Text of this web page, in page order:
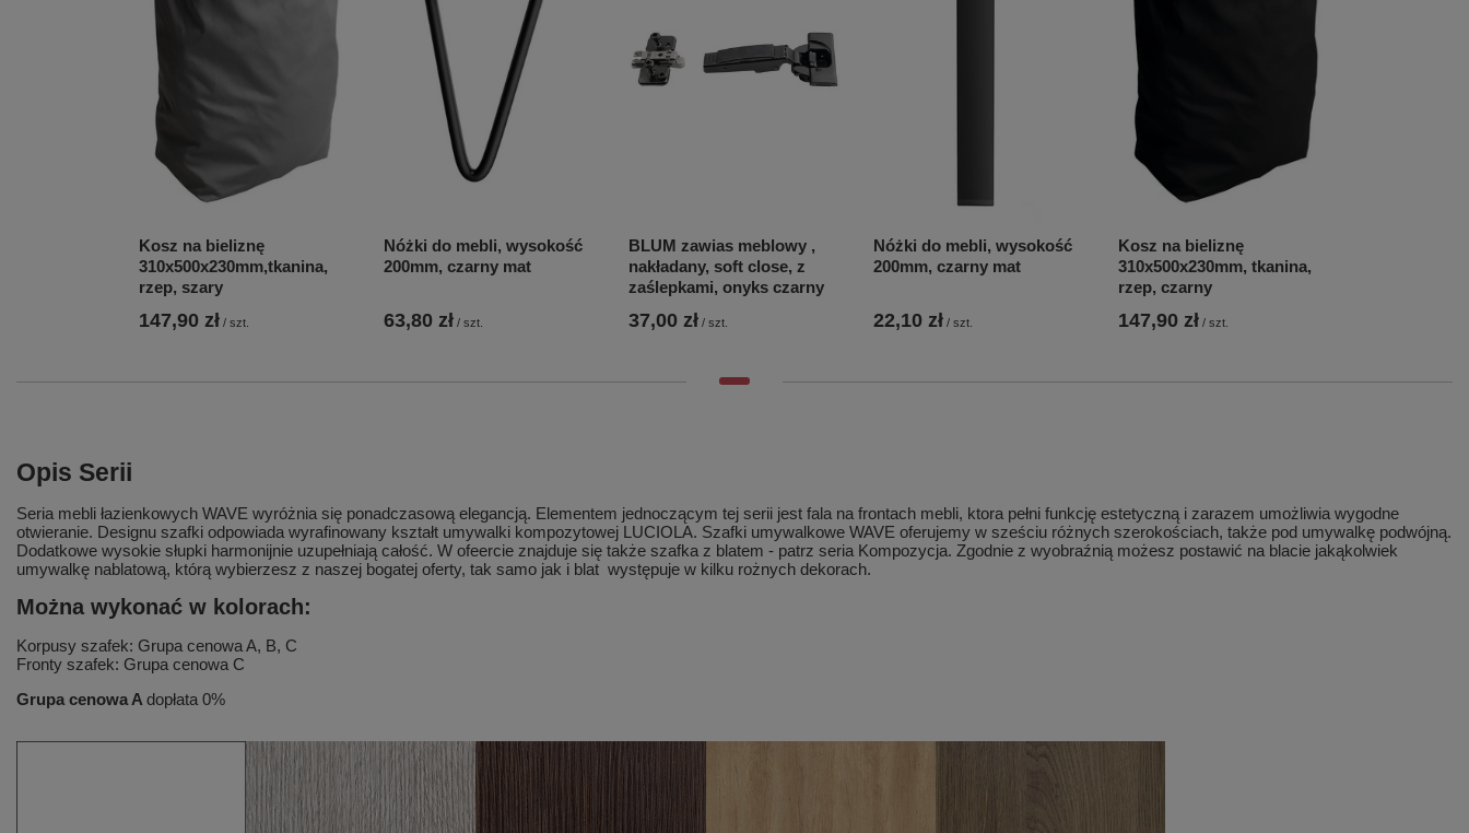
Kosz na bieliznę
310x500x230mm,tkanina,
rzep, szary
147,90 zł / szt.
Nóżki do mebli, wysokość
200mm, czarny mat
63,80 zł / szt.
BLUM zawias meblowy ,
nakładany, soft close, z
zaślepkami, onyks czarny
37,00 zł / szt.
Nóżki do mebli, wysokość
200mm, czarny mat
22,10 zł / szt.
Kosz na bieliznę
310x500x230mm, tkanina,
rzep, czarny
147,90 zł / szt.
Opis Serii
Seria mebli łazienkowych WAVE wyróżnia się ponadczasową elegancją. Elementem jednoczącym tej serii jest fala na frontach mebli, ktora pełni funkcję estetyczną i zarazem umożliwia wygodne
otwieranie. Designu szafki odpowiada wyrafinowany kształt umywalki kompozytowej LUCIOLA. Szafki umywalkowe WAVE oferujemy w sześciu różnych szerokościach, także pod umywalkę podwójną.
Dodatkowe wysokie słupki harmonijnie uzupełniają całość. W ofeercie znajduje się także szafka z blatem - patrz seria Kompozycja. Zgodnie z wyobraźnią możesz postawić na blacie jakąkolwiek
umywalkę nablatową, którą wybierzesz z naszej bogatej oferty, tak samo jak i blat występuje w kilku rożnych dekorach.
Można wykonać w kolorach:
Korpusy szafek: Grupa cenowa A, B, C
Fronty szafek: Grupa cenowa C
Grupa cenowa A dopłata 0%